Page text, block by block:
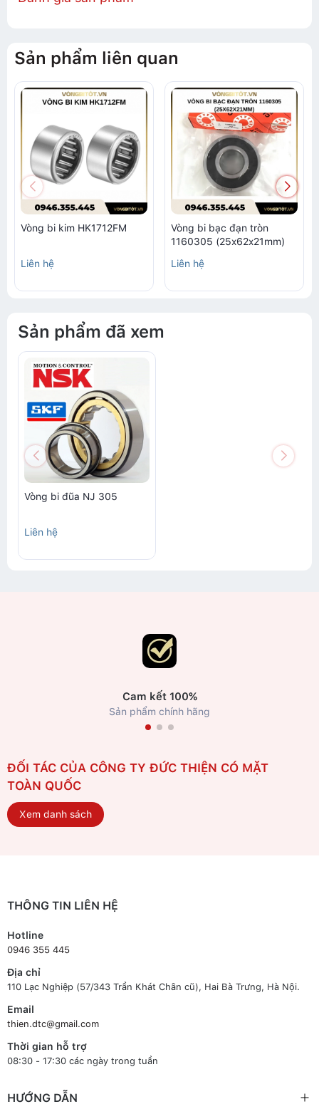
Sản phẩm liên quan
Vòng bi kim HK1712FM
Liên hệ
Vòng bi bạc đạn tròn
1160305 (25x62x21mm)
Liên hệ
Sản phẩm đã xem
Vòng bi đũa NJ 305
Liên hệ
Cam kết 100%
Sản phẩm chính hãng
ĐỐI TÁC CỦA CÔNG TY ĐỨC THIỆN CÓ MẶT
TOÀN QUỐC
Xem danh sách
THÔNG TIN LIÊN HỆ
Hotline
0946 355 445
Địa chỉ
110 Lạc Nghiệp (57/343 Trần Khát Chân cũ), Hai Bà Trưng, Hà Nội.
Email
thien.dtc@gmail.com
Thời gian hỗ trợ
08:30 - 17:30 các ngày trong tuần
HƯỚNG DẪN